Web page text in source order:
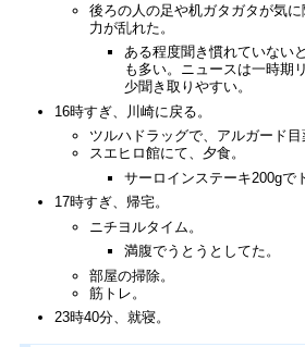
後ろの人の足や机ガタガタが気
力が乱れた。
ある程度聞き慣れていない
も多い。ニュースは一時期
少聞き取りやすい。
16時すぎ、川崎に戻る。
ツルハドラッグで、アルガード目
スエヒロ館にて、夕食。
サーロインステーキ200gで
17時すぎ、帰宅。
ニチヨルタイム。
満腹でうとうとしてた。
部屋の掃除。
筋トレ。
23時40分、就寝。